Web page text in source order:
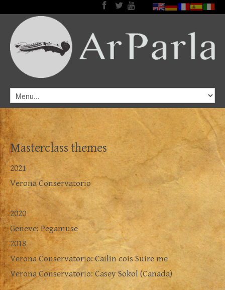
Masterclass themes
2021
Verona Conservatorio
2020
Geneve: Pegamuse
2018
Verona Conservatorio: Cailin cois Suire me
Verona Conservatorio: Casey Sokol (Canada)